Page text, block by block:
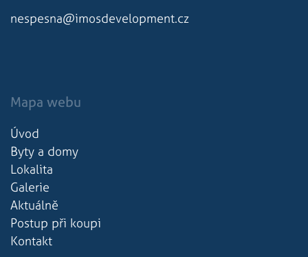
nespesna@imosdevelopment.cz
Mapa webu
Úvod
Byty a domy
Lokalita
Galerie
Aktuálně
Postup při koupi
Kontakt